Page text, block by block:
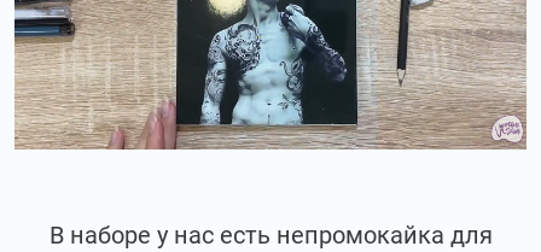
В наборе у нас есть непромокайка для